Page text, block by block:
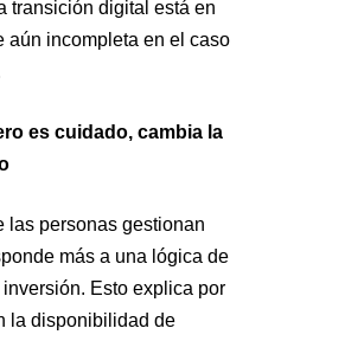
transición digital está en
aún incompleta en el caso
es cuidado, cambia la
las personas gestionan
más a una lógica de
Esto explica por
la disponibilidad de